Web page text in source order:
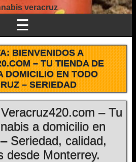
veracruz
☰
BIENVENIDOS A
– TU TIENDA DE
DOMICILIO EN TODO
– SERIEDAD
– Tu
a domicilio en
Seriedad, calidad,
desde Monterrey.